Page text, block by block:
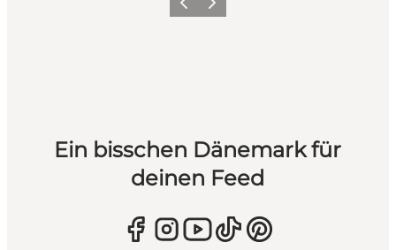
ZurückWeiter
Ein bisschen Dänemark für
deinen Feed